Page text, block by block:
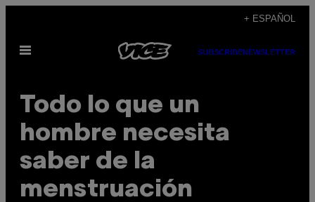
contenido
+ ESPAÑOL
Abrir
SUBSCRIBENEWSLETTER
Todo lo que un
hombre necesita
saber de la
menstruación